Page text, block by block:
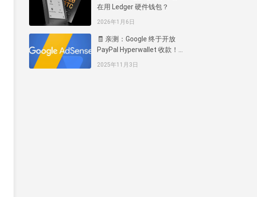
在用 Ledger 硬件钱包？
2026年1月6日
🧾 亲测：Google 终于开放
PayPal Hyperwallet 收款！
中国发布商也能轻松拿到
2025年11月3日